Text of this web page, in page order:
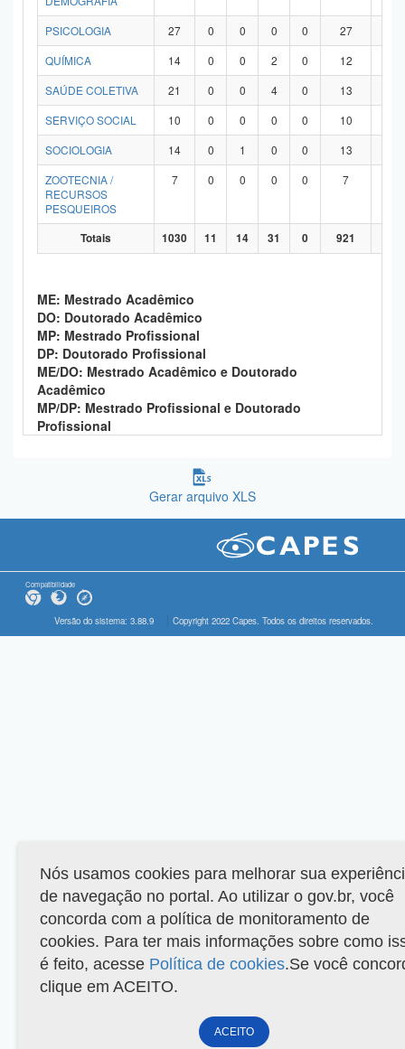
PSICOLOGIA 27 0 0 0 0 27
QUÍMICA
14 0 0 2 0 12
SAÚDE COLETIVA
21 0 0 4 0 13
SERVIÇO SOCIAL
10 0 0 0 0 10
SOCIOLOGIA
14 0 1 0 0 13
ZOOTECNIA /
RECURSOS
PESQUEIROS
7 0 0 0 0 7
Totais 1030 11 14 31 0 921
ME: Mestrado Acadêmico
DO: Doutorado Acadêmico
MP: Mestrado Profissional
DP: Doutorado Profissional
ME/DO: Mestrado Acadêmico e Doutorado
Acadêmico
MP/DP: Mestrado Profissional e Doutorado
Profissional
Gerar arquivo XLS
Compatibilidade
Versão do sistema: 3.88.9 Copyright 2022 Capes. Todos os direitos reservados.
Nós usamos cookies para melhorar sua
de navegação no portal. Ao utilizar o gov.br, você
concorda com a política de monitoramento de
cookies. Para ter mais informações sobre como
é feito, acesse Política de cookies.Se você
clique em ACEITO.
ACEITO